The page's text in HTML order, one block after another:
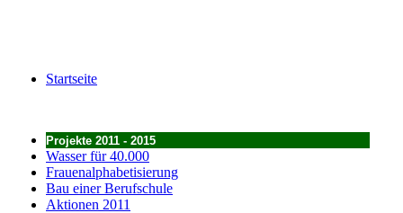
Startseite
Projekte 2011 - 2015
Wasser für 40.000
Frauenalphabetisierung
Bau einer Berufschule
Aktionen 2011